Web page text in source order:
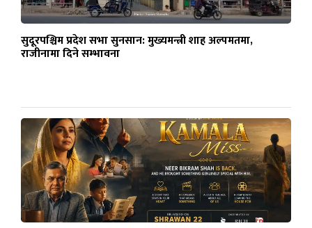
सुदूरपश्चिम प्रदेश सभा सुनसान: मुख्यमन्त्री शाह अल्पमतमा,
राजीनामा दिने सम्भावना